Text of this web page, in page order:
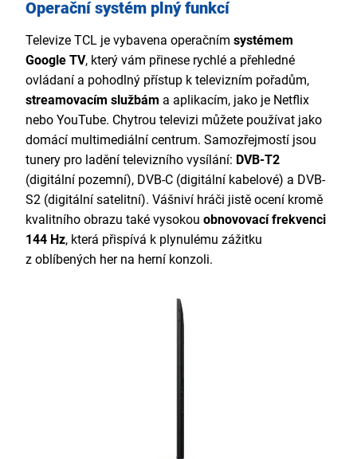
Operační systém plný funkcí
Televize TCL je vybavena operačním systémem
Google TV, který vám přinese rychlé a přehledné
ovládaní a pohodlný přístup k televizním pořadům,
streamovacím službám a aplikacím, jako je Netflix
nebo YouTube. Chytrou televizi můžete používat jako
domácí multimediální centrum. Samozřejmostí jsou
tunery pro ladění televizního vysílání: DVB-T2
(digitální pozemní), DVB-C (digitální kabelové) a DVB-
S2 (digitální satelitní). Vášniví hráči jistě ocení kromě
kvalitního obrazu také vysokou obnovovací frekvenci
144 Hz, která přispívá k plynulému zážitku
z oblíbených her na herní konzoli.